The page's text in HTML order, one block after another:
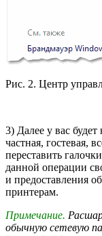
Рис. 2. Центр
3) Далее у вас
частная, гостевая,
переставить
данной операции
и предоставления
принтерам.
Примечание.
обычную сетевую